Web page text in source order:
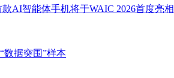
AI智能体手机将于WAIC 2026首度亮相
数据突围”样本